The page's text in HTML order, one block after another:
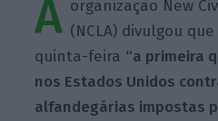
A organização New
(NCLA) divulgou
quinta-feira “a primeira
nos Estados Unidos
alfandegárias impostas